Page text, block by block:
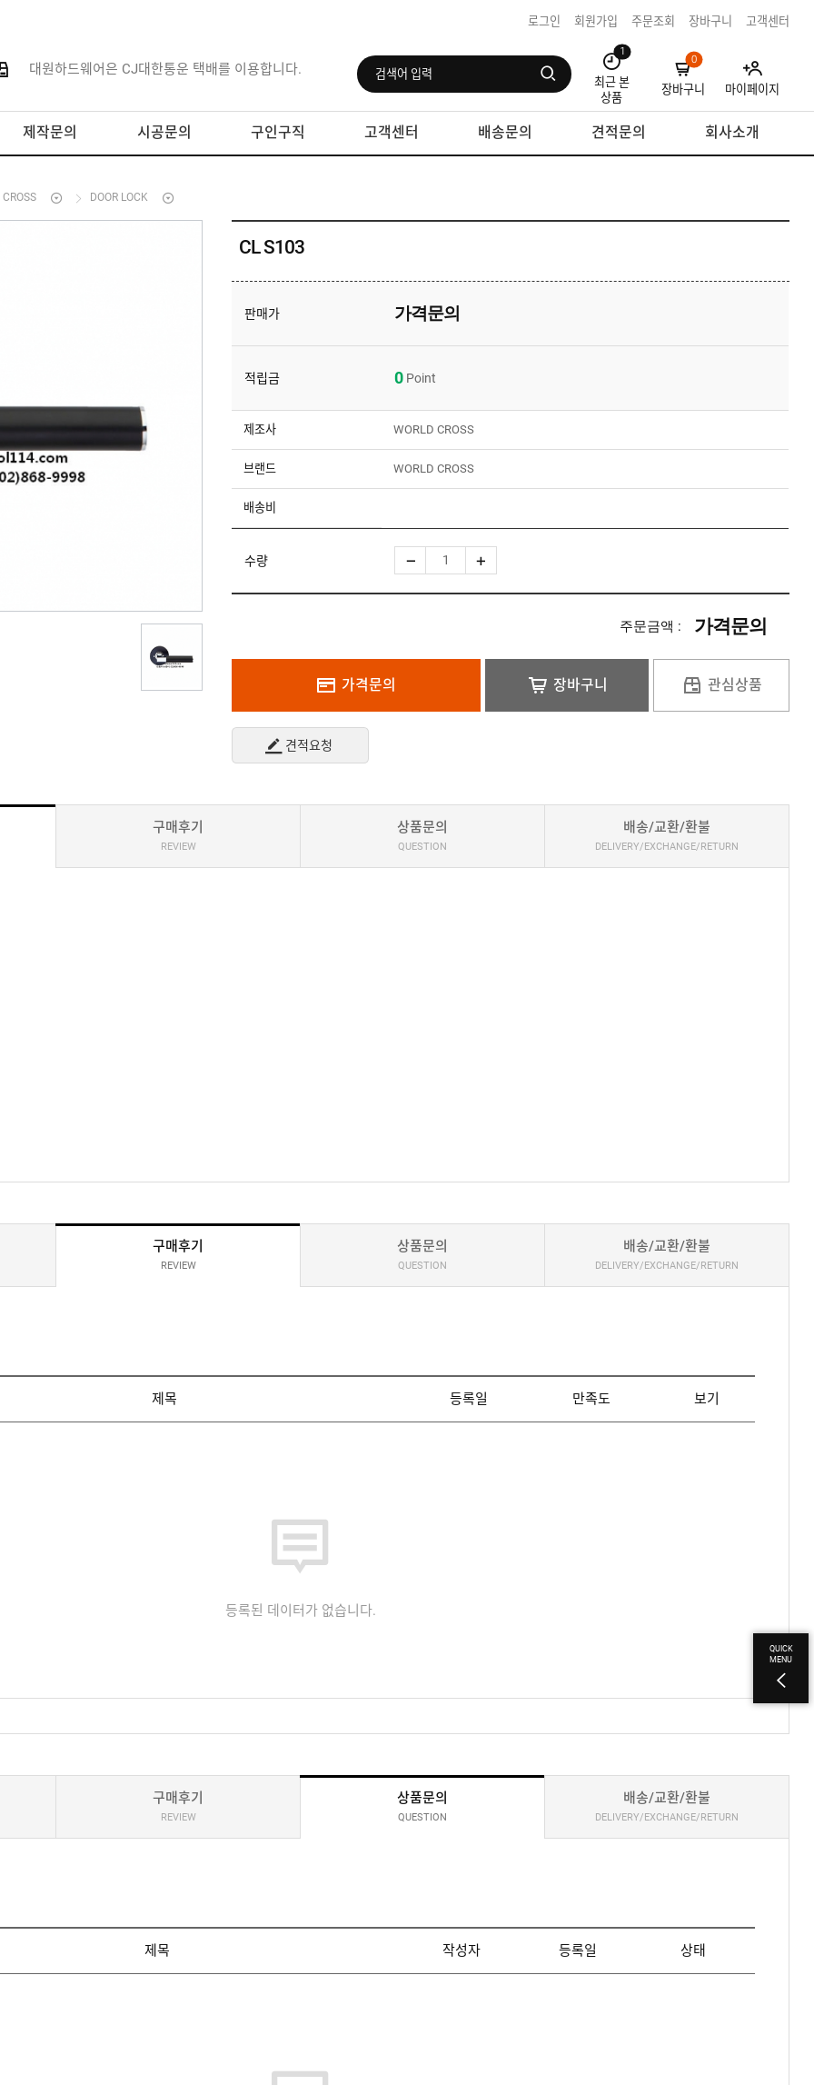
로그인 회원가입 주문조회 장바구니 고객센터
대원하드웨어은 CJ대한통운 택배를 이용합니다.
1
최근 본
상품
0
장바구니 마이페이지
제작문의 시공문의 구인구직 고객센터 배송문의 견적문의 회사소개
QUICK
MENU
DOOR LOCK
CL S103
판매가 가격문의
적립금 0 Point
제조사 WORLD CROSS
브랜드 WORLD CROSS
배송비
수량
주문금액 : 가격문의
가격문의 장바구니 관심상품
견적요청
구매후기
REVIEW
상품문의
QUESTION
배송/교환/환불
DELIVERY/EXCHANGE/RETURN
구매후기
REVIEW
상품문의
QUESTION
배송/교환/환불
DELIVERY/EXCHANGE/RETURN
제목 등록일 만족도 보기
등록된 데이터가 없습니다.
구매후기
REVIEW
상품문의
QUESTION
배송/교환/환불
DELIVERY/EXCHANGE/RETURN
제목 작성자 등록일 상태